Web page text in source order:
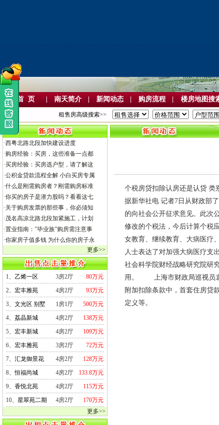
首 页 南天简介 新闻动态 购房流程 楼房地图搜
租售房高级搜索>>
·西粤北路北段加快建设进度
·购房经验：买房，这些准备一点都
·买房经验：买房选户型，请了解这
·公积金贷款流程全解 小白买房专属
·什么是刚需购房者？刚需购房标准
·你买的房子是潜力股吗？看看这七
·关于购房发票的那些事，你必须知
·茂名高凉北路北段加紧施工，计划
·置业指南："毕业族"购房需注意事
·你家房子值多钱 为什么你的房子永
更多>>
1、乙烯一区 3房2厅
80万元
2、宏丰雅苑 4房2厅
93万元
3、文光区 别墅 1房1厅
500万元
4、荔晶新城 4房2厅
138万元
5、宏丰新城 4房2厅
109万元
6、宏丰雅苑 3房2厅
72万元
7、汇龙御景花 4房2厅
128万元
8、恒福尚城 4房2厅
133.8万元
9、香悦北苑 4房2厅
115万元
10、星翠苑二期 4房2厅
170万元
更多>>
个税房贷扣除认房还是认贷
据新华社电 记者7日从财政部
的向社会公开征求意见。此
修改的个税法，今后计算个税
女教育、继续教育、大病医疗
人士表达了对加强大病医疗支
社会科学院财经战略研究院研
用。 上海市财政局巡视员袁
附加扣除条款中，首套住房贷
定义等。